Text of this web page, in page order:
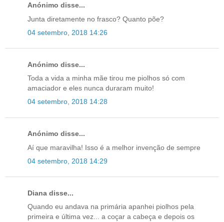
Anónimo disse...
Junta diretamente no frasco? Quanto põe?
04 setembro, 2018 14:26
Anónimo disse...
Toda a vida a minha mãe tirou me piolhos só com
amaciador e eles nunca duraram muito!
04 setembro, 2018 14:28
Anónimo disse...
Aí que maravilha! Isso é a melhor invenção de sempre
04 setembro, 2018 14:29
Diana disse...
Quando eu andava na primária apanhei piolhos pela
primeira e última vez... a coçar a cabeça e depois os